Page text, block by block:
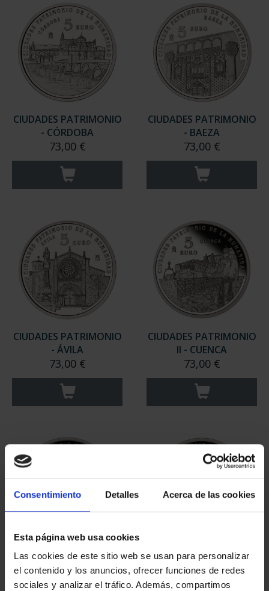
Consentimiento Detalles Acerca de las cookies
Esta página web usa cookies
Las cookies de este sitio web se usan para personalizar
el contenido y los anuncios, ofrecer funciones de redes
sociales y analizar el tráfico. Además, compartimos
CIUDADES PATRIMONIO
- CÓRDOBA
73,00 €
CIUDADES PATRIMONIO
- BAEZA
73,00 €
CIUDADES PATRIMONIO
- ÁVILA
73,00 €
CIUDADES PATRIMONIO
II - CUENCA
73,00 €
CIUDADES PATRIMONIO
II- IBIZA
73,00 €
CIUDADES PATRIMONIO
II- MÉRIDA
73,00 €